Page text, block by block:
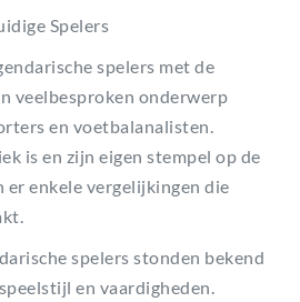
Spelers
spelers met de
veelbesproken onderwerp
en voetbalanalisten.
is en zijn eigen stempel op de
enkele vergelijkingen die
spelers stonden bekend
en vaardigheden.